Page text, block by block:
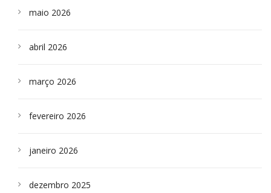
maio 2026
abril 2026
março 2026
fevereiro 2026
janeiro 2026
dezembro 2025